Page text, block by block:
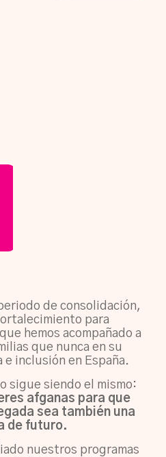
de consolidación,
para
hemos acompañado a
que nunca en su
e inclusión en España.
sigue siendo el mismo:
afganas para que
sea también una
de futuro.
nuestros programas